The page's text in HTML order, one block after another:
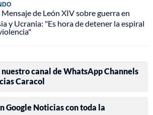
Mensaje de León XIV sobre guerra en
y Ucrania: "Es hora de detener la espiral
nuestro canal de WhatsApp Channels
Caracol
Google Noticias con toda la